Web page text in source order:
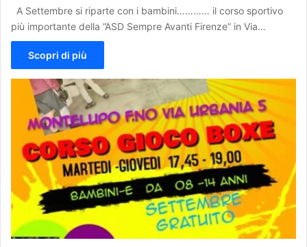
A Settembre si riparte con i bambini………… il corso sportivo
più importante della ”ASD Sempre Avanti Firenze” in Via…
Scopri di più